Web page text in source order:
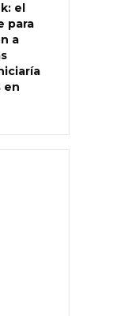
el
para
a
en